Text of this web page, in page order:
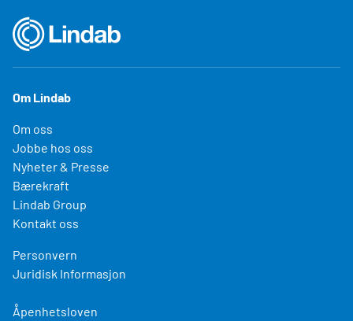
Om Lindab
Om oss
Jobbe hos oss
Nyheter & Presse
Bærekraft
Lindab Group
Kontakt oss
Personvern
Juridisk Informasjon
Åpenhetsloven